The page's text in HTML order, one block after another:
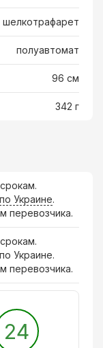
шелкотрафарет
полуавтомат
96 см
342 г
по Украине.
перевозчика.
Украине.
перевозчика.
24